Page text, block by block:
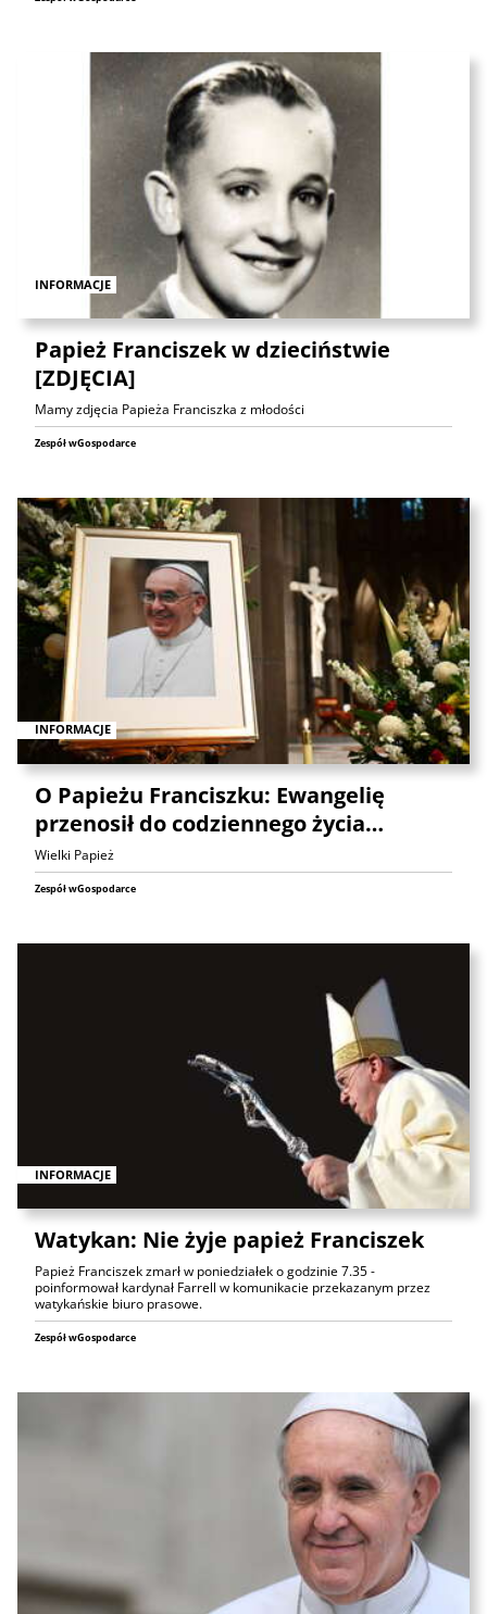
INFORMACJE
Papież Franciszek w dzieciństwie
[ZDJĘCIA]
Mamy zdjęcia Papieża Franciszka z młodości
Zespół wGospodarce
INFORMACJE
O Papieżu Franciszku: Ewangelię
przenosił do codziennego życia…
Wielki Papież
Zespół wGospodarce
INFORMACJE
Watykan: Nie żyje papież Franciszek
Papież Franciszek zmarł w poniedziałek o godzinie 7.35 -
poinformował kardynał Farrell w komunikacie przekazanym przez
watykańskie biuro prasowe.
Zespół wGospodarce